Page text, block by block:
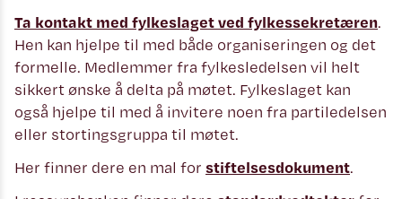
Ta kontakt med fylkeslaget ved fylkessekretæren.
Hen kan hjelpe til med både organiseringen og det
formelle. Medlemmer fra fylkesledelsen vil helt
sikkert ønske å delta på møtet. Fylkeslaget kan
også hjelpe til med å invitere noen fra partiledelsen
eller stortingsgruppa til møtet.
Her finner dere en mal for stiftelsesdokument.